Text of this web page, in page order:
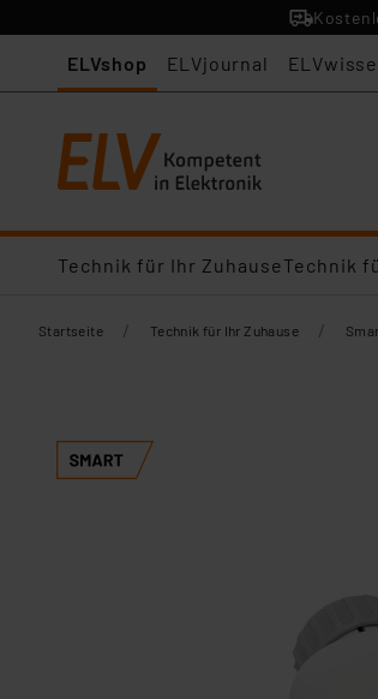
ELVshop ELVjournal
Technik für Ihr ZuhauseTechnik
Startseite / Technik für Ihr Zuhause /